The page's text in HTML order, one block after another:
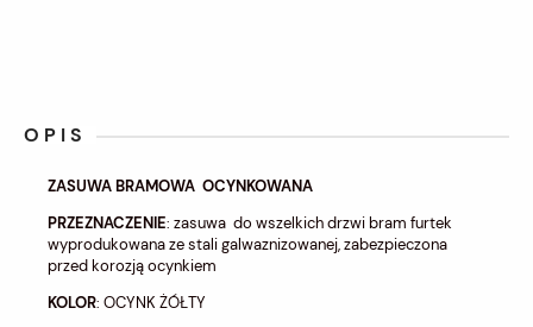
OPIS
ZASUWA BRAMOWA OCYNKOWANA
PRZEZNACZENIE: zasuwa do wszelkich drzwi bram furtek
wyprodukowana ze stali galwaznizowanej, zabezpieczona
przed korozją ocynkiem
KOLOR: OCYNK ŻÓŁTY